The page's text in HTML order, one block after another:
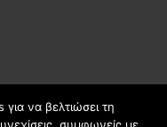
να βελτιώσει τη